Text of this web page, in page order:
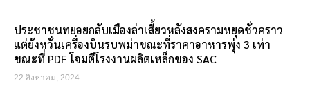
ประชาชนทยอยกลับเมืองล่าเสี้ยวหลังสงครามหยุดชั่วคราว
แต่ยังหวั่นเครื่องบินรบพม่าขณะที่ราคาอาหารพุ่ง 3 เท่า
ขณะที่ PDF โจมตีโรงงานผลิตเหล็กของ SAC
22 สิงหาคม, 2024